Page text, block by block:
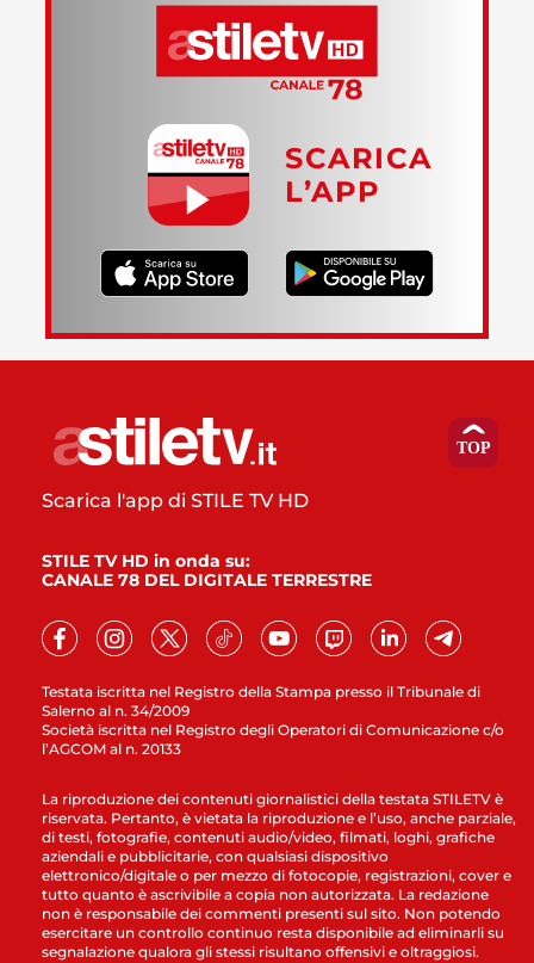
SCARICA
L’APP
Testata iscritta nel Registro della Stampa presso il Tribunale di
Salerno al n. 34/2009
Società iscritta nel Registro degli Operatori di Comunicazione c/o
l’AGCOM al n. 20133
Scarica l'app di STILE TV HD
STILE TV HD in onda su:
CANALE 78 DEL DIGITALE TERRESTRE
La riproduzione dei contenuti giornalistici della testata STILETV è
riservata. Pertanto, è vietata la riproduzione e l’uso, anche parziale,
di testi, fotografie, contenuti audio/video, filmati, loghi, grafiche
aziendali e pubblicitarie, con qualsiasi dispositivo
elettronico/digitale o per mezzo di fotocopie, registrazioni, cover e
tutto quanto è ascrivibile a copia non autorizzata. La redazione
non è responsabile dei commenti presenti sul sito. Non potendo
esercitare un controllo continuo resta disponibile ad eliminarli su
segnalazione qualora gli stessi risultano offensivi e oltraggiosi.